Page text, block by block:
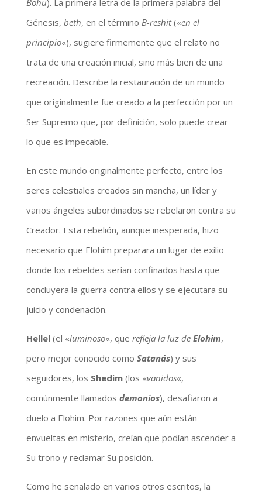
Génesis, beth, en el término B-reshit(«en el
principio«), sugiere firmemente que el relato no
trata de una creación inicial, sino más bien de una
recreación. Describe la restauración de un mundo
que originalmente fue creado a la perfección por un
Ser Supremo que, por definición, solo puede crear
lo que es impecable.
En este mundo originalmente perfecto, entre los
seres celestiales creados sin mancha, un líder y
varios ángeles subordinados se rebelaron contra su
Creador. Esta rebelión, aunque inesperada, hizo
necesario que Elohim preparara un lugar de exilio
donde los rebeldes serían confinados hasta que
concluyera la guerra contra ellos y se ejecutara su
juicio y condenación.
Hellel(el «luminoso«, que refleja la luz de Elohim,
pero mejor conocido como Satanás) y sus
seguidores, los Shedim(los «vanidos«,
comúnmente llamados demonios), desafiaron a
duelo a Elohim. Por razones que aún están
envueltas en misterio, creían que podían ascender a
Su trono y reclamar Su posición.
Como he señalado en varios otros escritos, la